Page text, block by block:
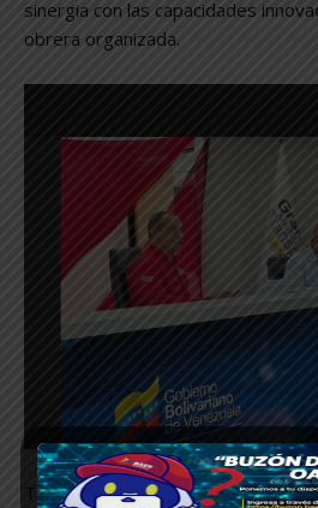
sinergia con las capacidades
obrera organizada.
TEXTO: RICHARD ESPINOZA